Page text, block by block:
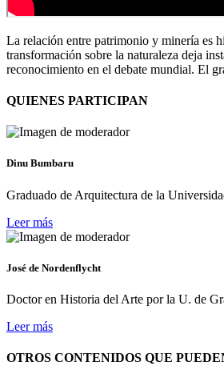
La relación entre patrimonio y minería es
transformación sobre la naturaleza deja
reconocimiento en el debate mundial. El
QUIENES PARTICIPAN
Dinu Bumbaru
Graduado de Arquitectura de la
Leer más
José de Nordenflycht
Doctor en Historia del Arte por la U. de
Leer más
OTROS CONTENIDOS QUE